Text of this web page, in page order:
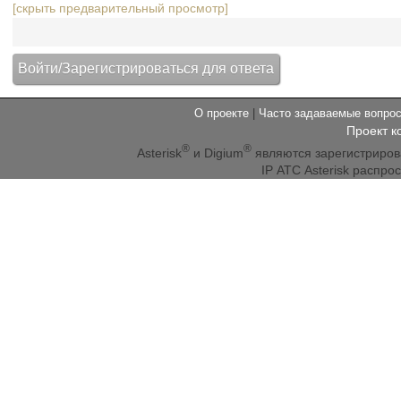
[скрыть предварительный просмотр]
О проекте Часто задаваемые
Проект
Asterisk® и Digium® являются
IP АТС Asterisk